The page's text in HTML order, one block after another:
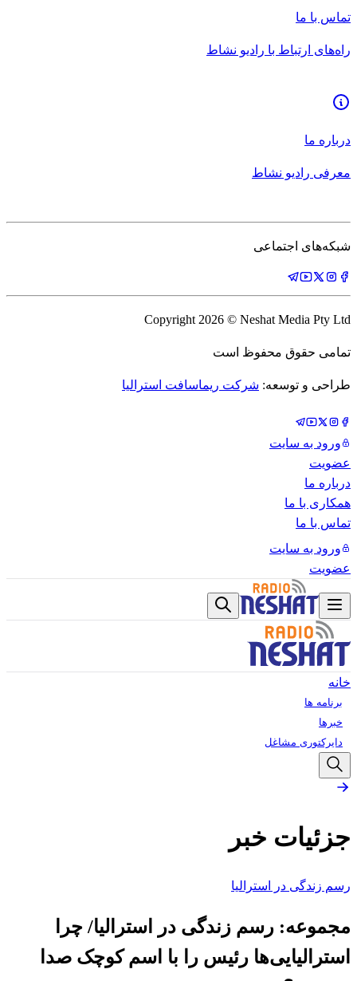
تماس با ما
راه‌های ارتباط با رادیو نشاط
درباره ما
معرفی رادیو نشاط
شبکه‌های اجتماعی
Copyright 2026 © Neshat Media Pty Ltd
تمامی حقوق محفوظ است
طراحی و توسعه: شرکت ریماسافت استرالیا
ورود به سایت
عضویت
درباره ما
همکاری با ما
تماس با ما
ورود به سایت
عضویت
خانه
برنامه ها
خبرها
دایرکتوری مشاغل
جزئیات خبر
رسم زندگی در استرالیا
مجموعه: رسم زندگی در استرالیا/ چرا
استرالیایی‌ها رئیس را با اسم کوچک صدا